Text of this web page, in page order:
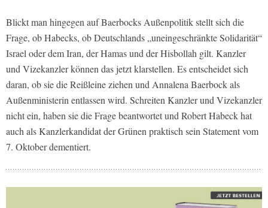
Blickt man hingegen auf Baerbocks Außenpolitik stellt sich die
Frage, ob Habecks, ob Deutschlands „uneingeschränkte Solidarität“
Israel oder dem Iran, der Hamas und der Hisbollah gilt. Kanzler
und Vizekanzler können das jetzt klarstellen. Es entscheidet sich
daran, ob sie die Reißleine ziehen und Annalena Baerbock als
Außenministerin entlassen wird. Schreiten Kanzler und Vizekanzler
nicht ein, haben sie die Frage beantwortet und Robert Habeck hat
auch als Kanzlerkandidat der Grünen praktisch sein Statement vom
7. Oktober dementiert.